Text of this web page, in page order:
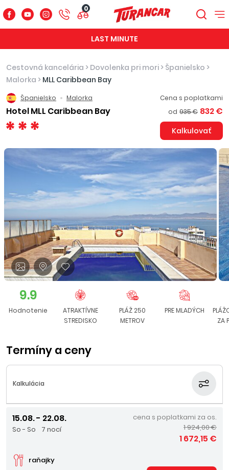
0
LAST MINUTE
Cestovná kancelária > Dovolenka pri mori > Španielsko >
Malorka > MLL Caribbean Bay
Španielsko Malorka
Hotel MLL Caribbean Bay
Cena s poplatkami
od 935 € 832 €
Kalkulovať
9.9
Hodnotenie
ATRAKTÍVNE
STREDISKO
PLÁŽ 250
METROV
PRE MLADÝCH
ZA
Termíny a ceny
Kalkulácia
15.08. - 22.08.
So - So 7 nocí
raňajky
cena s poplatkami za os.
1 924,00 €
1 672,15 €